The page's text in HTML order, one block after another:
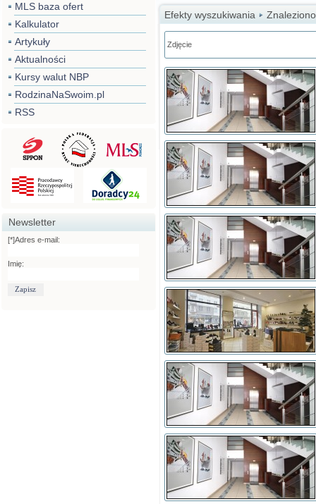
MLS baza ofert
Kalkulator
Artykuły
Aktualności
Kursy walut NBP
RodzinaNaSwoim.pl
RSS
Newsletter
[*]Adres e-mail:
Imię:
Efekty wyszukiwania
Zdjęcie